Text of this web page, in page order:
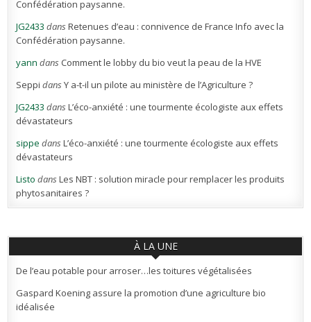
Confédération paysanne.
JG2433 dansRetenues d’eau : connivence de France Info avec la
Confédération paysanne.
yann dans Comment le lobby du bio veut la peau de la HVE
Seppi dansY a-t-il un pilote au ministère de l’Agriculture ?
JG2433 dansL’éco-anxiété : une tourmente écologiste aux effets
dévastateurs
sippe dansL’éco-anxiété : une tourmente écologiste aux effets
dévastateurs
Listo dansLes NBT : solution miracle pour remplacer les produits
phytosanitaires ?
À LA UNE
De l’eau potable pour arroser…les toitures végétalisées
Gaspard Koening assure la promotion d’une agriculture bio
idéalisée